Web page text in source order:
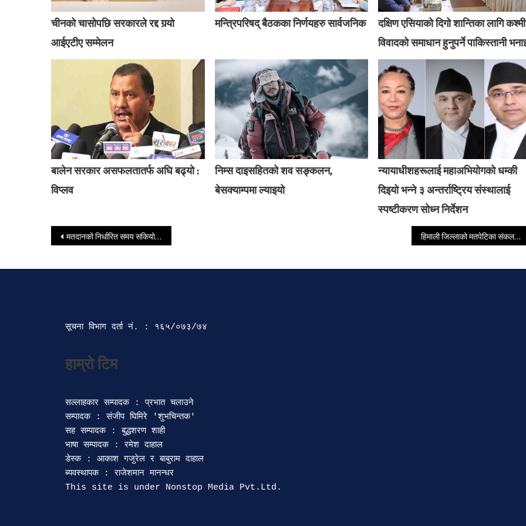
चीनको चासोपछि सरकारले रद्द गर्‍यो
आईएटीए सम्मेलन
मन्त्रिपरिषद् बैठकका निर्णयहरु सार्वजनिक
दक्षिण एसियाको दिगो शान्तिका लागि
विवादको समाधान हुनुपर्ने पाकिस्तानी
बालेन सरकार असफलतातर्फ अघि बढ्यो :
विप्लव
निम्स दाइसहितको शव सङ्कलन,
बेसक्याम्पमा ल्याइयो
न्यायाधीशहरूलाई महाअभियोगको धम्की
दिइयो भन्ने ३ अन्तर्राष्ट्रिय संस्थालाई
स्पष्टीकरण सोध्न निर्देशन
Post navigation
मतदानको निर्धारित समय सकियो, पाँच बजे अगावै लाइनमा बसिसकेका भोट हाल्न पाउने हिमाली जिल्लाको मतपेटिका संकलन भोलिमात्रै सकिने
सूचना विभाग दर्ता‍ नं. : १६५/०७३/७४
हाम्रो टिम
सल्लाहकार सम्पादक : प्रभात चलाउने
सम्पादक : संजीप घिमिरे 'शुभचिन्तक'
सह सम्पादक : बुद्धशरण शाही
भाषा सम्पादक : रमेश दाहाल
डेस्क : आकाश गजुरेल र बाबुराम दाहाल
ब्यवस्थापक : राजेशमान मानन्धर